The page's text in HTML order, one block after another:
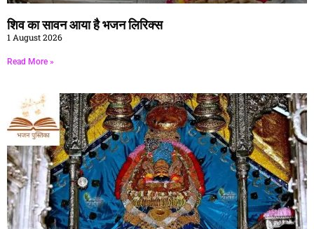
शिव का सावन आया है भजन लिरिक्स
1 August 2026
Read More »